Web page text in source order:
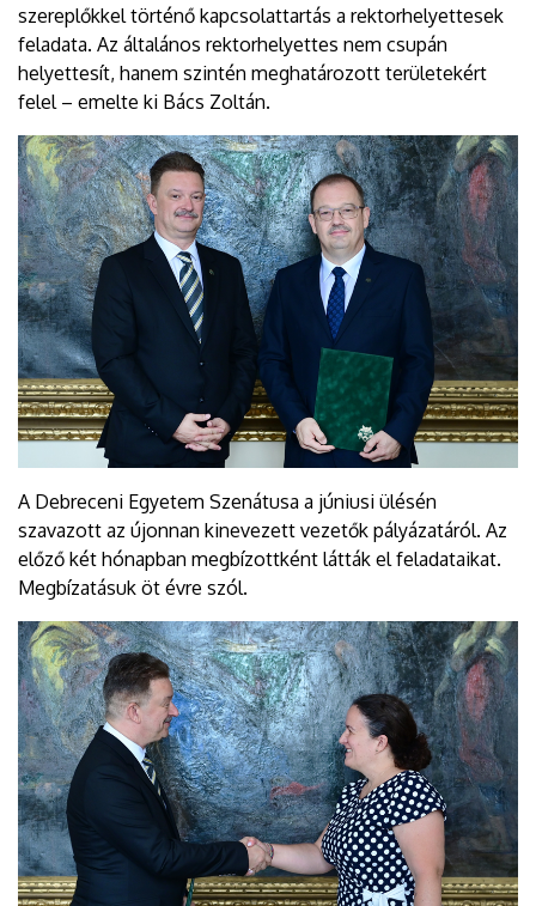
szereplőkkel történő kapcsolattartás a rektorhelyettesek
feladata. Az általános rektorhelyettes nem csupán
helyettesít, hanem szintén meghatározott területekért
felel – emelte ki Bács Zoltán.
A Debreceni Egyetem Szenátusa a júniusi ülésén
szavazott az újonnan kinevezett vezetők pályázatáról. Az
előző két hónapban megbízottként látták el feladataikat.
Megbízatásuk öt évre szól.